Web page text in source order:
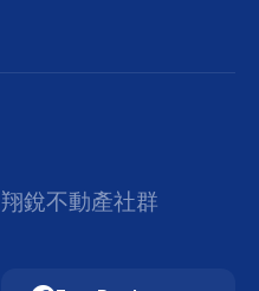
翔銳不動產社群